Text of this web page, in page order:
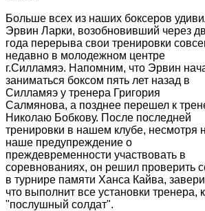
Больше всех из наших боксеров
Эрвин Ларки, возобновивший через
года перерыва свои тренировки
недавно в молодежном центре
г.Силламяэ. Напомним, что Эрвин
заниматься боксом пять лет назад в
Силламяэ у тренера Григория
Салмянова, а позднее перешел к
Николаю Бобкову. После последней
тренировки в нашем клубе, несмотря
наше предупреждение о
преждевременности участвовать в
соревнованиях, он решил проверить
в турнире памяти Ханса Кайва,
что выполнит все установки тренера,
"послушный солдат".